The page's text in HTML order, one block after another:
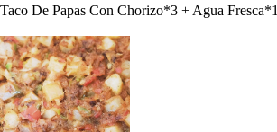
Taco De Papas Con Chorizo*3 + Agua Fresca*1